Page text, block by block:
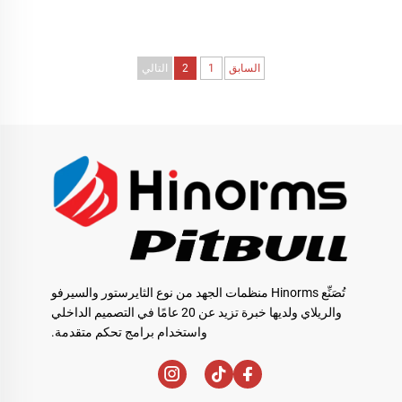
السابق 1
2 التالي
تُصَنِّع Hinorms منظمات الجهد من نوع الثايرستور والسيرفو
والريلاي ولديها خبرة تزيد عن 20 عامًا في التصميم الداخلي
واستخدام برامج تحكم متقدمة.